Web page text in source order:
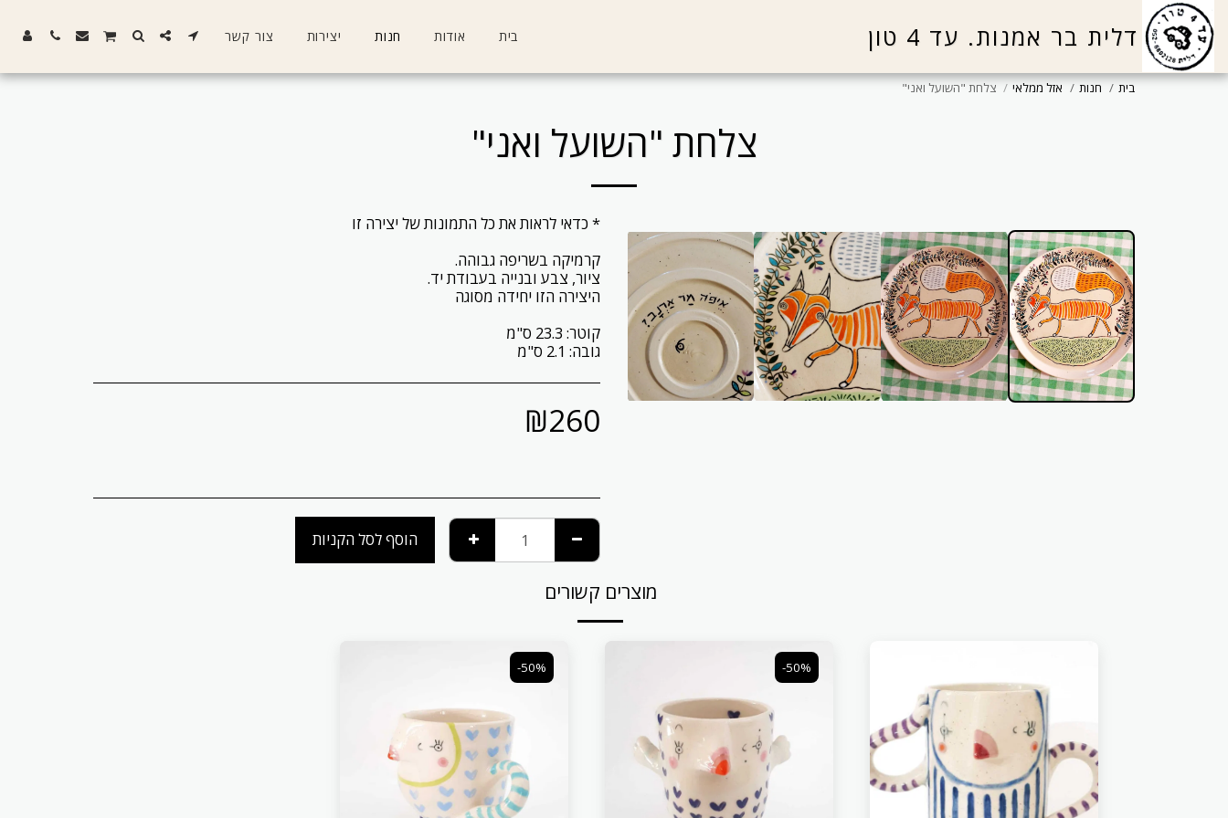
דלית בר אמנות. עד 4 טון בית אודות חנות יצירות צור קשר
בית חנות אזל ממלאי צלחת "השועל ואני"
צלחת "השועל ואני"
נרכשה
גובה: 2.1 ס"מ
₪260
הוסף לסל הקניות
מוצרים קשורים
-50%
-50%